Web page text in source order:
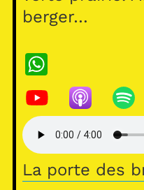
berger…
W
h
at
s
A
p
La porte des